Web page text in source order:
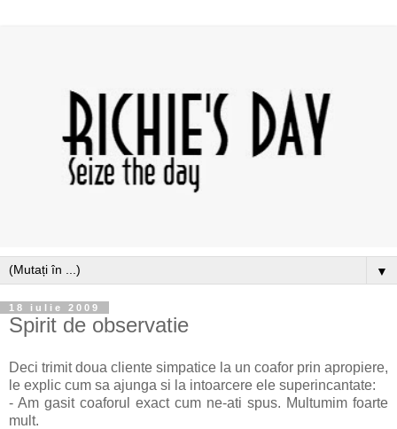
▼
18 iulie 2009
Spirit de observatie
Deci trimit doua cliente simpatice la un coafor prin apropiere,
le explic cum sa ajunga si la intoarcere ele superincantate:
- Am gasit coaforul exact cum ne-ati spus. Multumim foarte
mult.